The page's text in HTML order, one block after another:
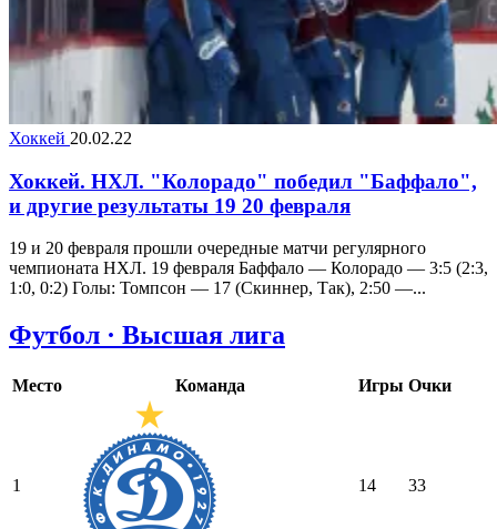
Хоккей 20.02.22
Хоккей. НХЛ. "Колорадо" победил "Баффало",
и другие результаты 19 20 февраля
19 и 20 февраля прошли очередные матчи регулярного
чемпионата НХЛ. 19 февраля Баффало — Колорадо — 3:5 (2:3,
1:0, 0:2) Голы: Томпсон — 17 (Скиннер, Так), 2:50 —...
Футбол · Высшая лига
Место Команда Игры Очки
1 14 33